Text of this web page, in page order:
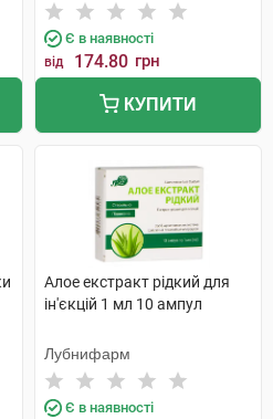
Є в наявності
від 174.80 грн
КУПИТИ
Алое екстракт рідкий для
ін'єкцій 1 мл 10 ампул
Лубнифарм
Є в наявності